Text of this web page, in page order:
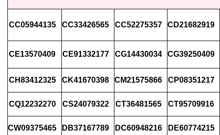
CC05944135 CC33426565 CC52275357 CD21682919
CE13570409 CE91332177 CG14430034 CG39250409
CH83412325 CK41670398 CM21575866 CP08351217
CQ12232270 CS24079322 CT36481565 CT95709916
CW09375465 DB37167789 DC60948216 DE60774215